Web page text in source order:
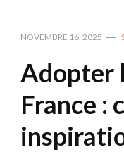
NOVEMBRE 16, 2025
Adopter
France :